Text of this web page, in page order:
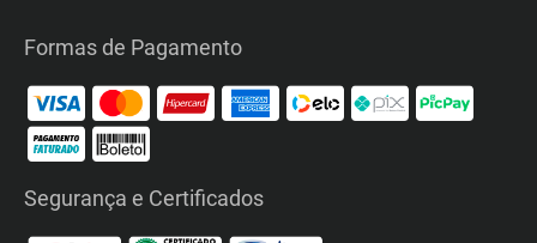
Formas de Pagamento
Segurança e Certificados